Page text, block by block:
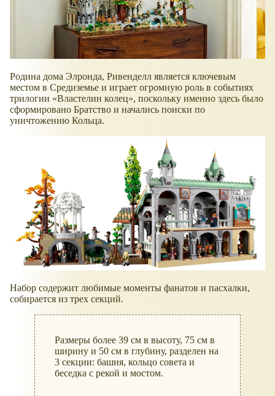
Родина дома Элронда, Ривенделл является ключевым
местом в Средиземье и играет огромную роль в событиях
трилогии
Властелин колец , поскольку именно здесь было
сформировано Братство и начались поиски по
уничтожению Кольца.
Набор содержит любимые моменты фанатов и пасхалки,
собирается из трех секций.
Размеры более 39 см в высоту, 75 см в
ширину и 50 см в глубину, разделен на
3 секции: башня, кольцо совета и
беседка с рекой и мостом.